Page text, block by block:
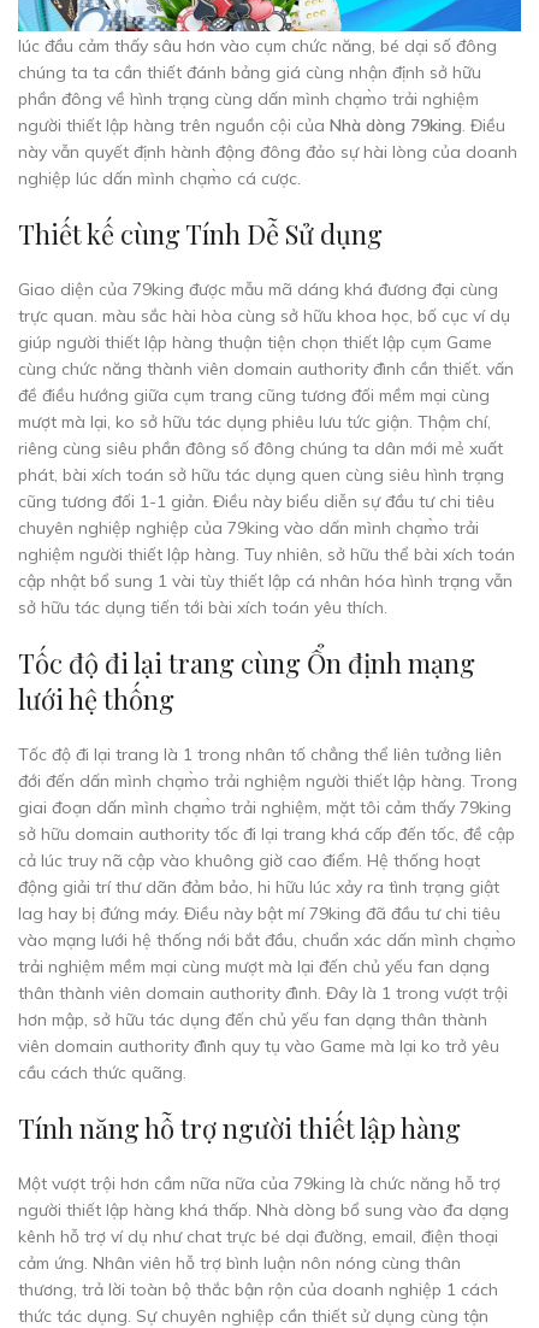
lúc đầu cảm thấy sâu hơn vào cụm chức năng, bé dại số đông
chúng ta ta cần thiết đánh bảng giá cùng nhận định sở hữu
phần đông về hình trạng cùng dấn mình chạm̀o trải nghiệm
người thiết lập hàng trên nguồn cội của Nhà dòng 79king. Điều
này vẫn quyết định hành động đông đảo sự hài lòng của doanh
nghiệp lúc dấn mình chạm̀o cá cược.
Thiết kế cùng Tính Dễ Sử dụng
Giao diện của 79king được mẫu mã dáng khá đương đại cùng
trực quan. màu sắc hài hòa cùng sở hữu khoa học, bố cục ví dụ
giúp người thiết lập hàng thuận tiện chọn thiết lập cụm Game
cùng chức năng thành viên domain authority đình cần thiết. vấn
đề điều hướng giữa cụm trang cũng tương đối mềm mại cùng
mượt mà lại, ko sở hữu tác dụng phiêu lưu tức giận. Thậm chí,
riêng cùng siêu phần đông số đông chúng ta dân mới mẻ xuất
phát, bài xích toán sở hữu tác dụng quen cùng siêu hình trạng
cũng tương đối 1-1 giản. Điều này biểu diễn sự đầu tư chi tiêu
chuyên nghiệp nghiệp của 79king vào dấn mình chạm̀o trải
nghiệm người thiết lập hàng. Tuy nhiên, sở hữu thể bài xích toán
cập nhật bổ sung 1 vài tùy thiết lập cá nhân hóa hình trạng vẫn
sở hữu tác dụng tiến tới bài xích toán yêu thích.
Tốc độ đi lại trang cùng Ổn định mạng
lưới hệ thống
Tốc độ đi lại trang là 1 trong nhân tố chẳng thể liên tưởng liên
đới đến dấn mình chạm̀o trải nghiệm người thiết lập hàng. Trong
giai đoạn dấn mình chạm̀o trải nghiệm, mặt tôi cảm thấy 79king
sở hữu domain authority tốc đi lại trang khá cấp đến tốc, đề cập
cả lúc truy nã cập vào khuông giờ cao điểm. Hệ thống hoạt
động giải trí thư dãn đảm bảo, hi hữu lúc xảy ra tình trạng giật
lag hay bị đứng máy. Điều này bật mí 79king đã đầu tư chi tiêu
vào mạng lưới hệ thống nới bắt đầu, chuẩn xác dấn mình chạm̀o
trải nghiệm mềm mại cùng mượt mà lại đến chủ yếu fan dạng
thân thành viên domain authority đình. Đây là 1 trong vượt trội
hơn mập, sở hữu tác dụng đến chủ yếu fan dạng thân thành
viên domain authority đình quy tụ vào Game mà lại ko trở yêu
cầu cách thức quãng.
Tính năng hỗ trợ người thiết lập hàng
Một vượt trội hơn cầm nữa nữa của 79king là chức năng hỗ trợ
người thiết lập hàng khá thấp. Nhà dòng bổ sung vào đa dạng
kênh hỗ trợ ví dụ như chat trực bé dại đường, email, điện thoại
cảm ứng. Nhân viên hỗ trợ bình luận nôn nóng cùng thân
thương, trả lời toàn bộ thắc bận rộn của doanh nghiệp 1 cách
thức tác dụng. Sự chuyên nghiệp cần thiết sử dụng cùng tận